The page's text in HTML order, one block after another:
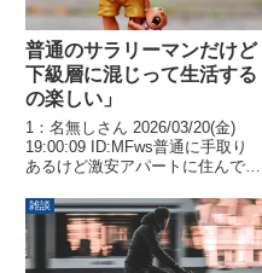
普通のサラリーマンだけど
下級層に混じって生活する
の楽しい」
1：名無しさん 2026/03/20(金)
19:00:09 ID:MFws普通に手取り
あるけど激安アパートに住んで激
ョンで生活してる当然お店の他の
人は全員最下級層そのなかでワイ
一人だけが普通のリーマン正直た
わ...
雑談